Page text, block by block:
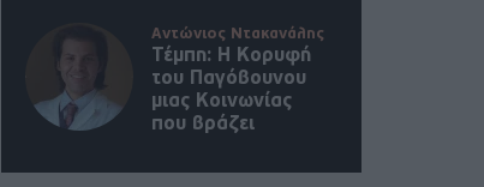
Αντώνιος Ντακανάλης
Τέμπη: Η Κορυφή
του Παγόβουνου
μιας Κοινωνίας
που βράζει